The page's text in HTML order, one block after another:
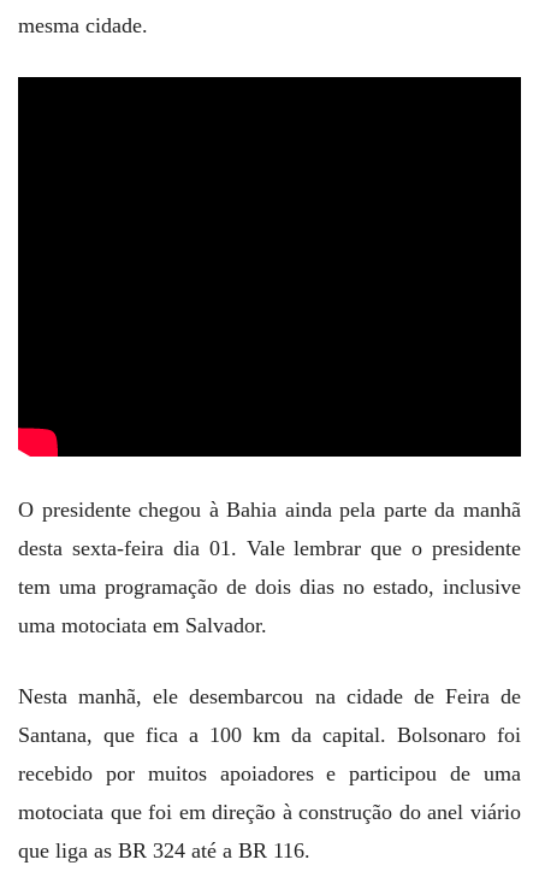
mesma cidade.
O presidente chegou à Bahia ainda pela parte da manhã
desta sexta-feira dia 01. Vale lembrar que o presidente
tem uma programação de dois dias no estado, inclusive
uma motociata em Salvador.
Nesta manhã, ele desembarcou na cidade de Feira de
Santana, que fica a 100 km da capital. Bolsonaro foi
recebido por muitos apoiadores e participou de uma
motociata que foi em direção à construção do anel viário
que liga as BR 324 até a BR 116.